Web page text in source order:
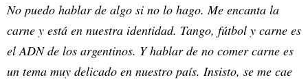
No puedo hablar de algo si no lo hago. Me encanta la
carne y está en nuestra identidad. Tango, fútbol y carne es
el ADN de los argentinos. Y hablar de no comer carne es
un tema muy delicado en nuestro país. Insisto, se me cae